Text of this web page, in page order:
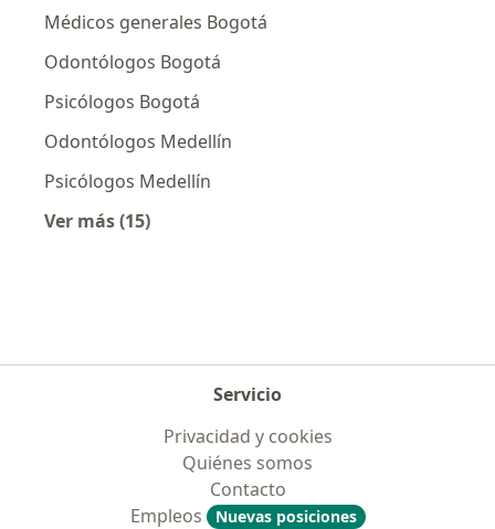
Médicos generales Bogotá
Odontólogos Bogotá
Psicólogos Bogotá
Odontólogos Medellín
Psicólogos Medellín
Ver más (15)
Servicio
Privacidad y cookies
Quiénes somos
Contacto
Empleos
Nuevas posiciones